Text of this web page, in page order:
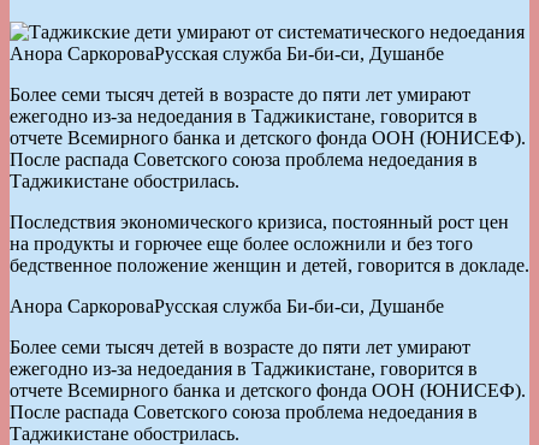
Анора СаркороваРусская служба Би-би-си, Душанбе
Более семи тысяч детей в возрасте до пяти лет умирают
ежегодно из-за недоедания в Таджикистане, говорится в
отчете Всемирного банка и детского фонда ООН (ЮНИСЕФ).
После распада Советского союза проблема недоедания в
Таджикистане обострилась.
Последствия экономического кризиса, постоянный рост цен
на продукты и горючее еще более осложнили и без того
бедственное положение женщин и детей, говорится в докладе.
Анора СаркороваРусская служба Би-би-си, Душанбе
Более семи тысяч детей в возрасте до пяти лет умирают
ежегодно из-за недоедания в Таджикистане, говорится в
отчете Всемирного банка и детского фонда ООН (ЮНИСЕФ).
После распада Советского союза проблема недоедания в
Таджикистане обострилась.